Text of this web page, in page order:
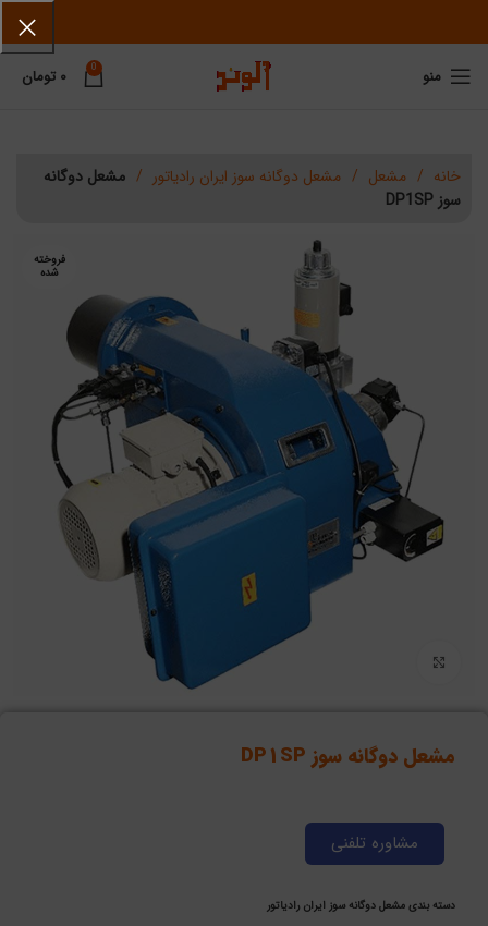
منو 0 ۰ تومان
خانه مشعل مشعل دوگانه سوز ایران رادیاتور
مشعل دوگانه
سوز DP1SP
فروخته
شده
مشعل دوگانه سوز DP1SP
مشاوره تلفنی
دسته بندی مشعل دوگانه سوز ایران رادیاتور